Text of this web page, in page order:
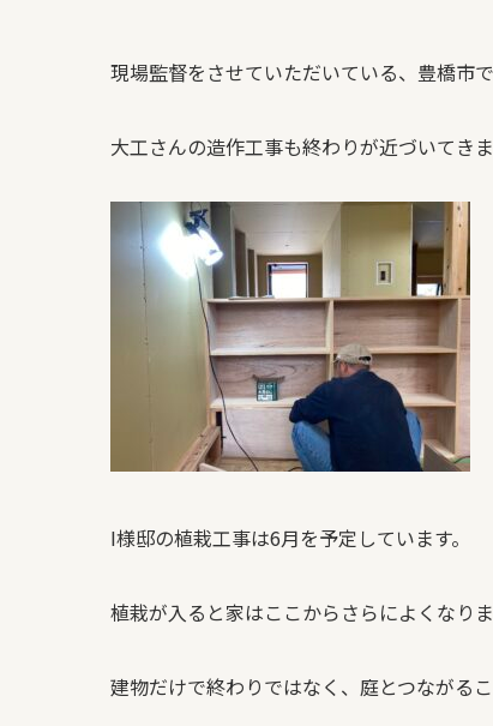
現場監督をさせていただいている、豊橋市
大工さんの造作工事も終わりが近づいてきま
I様邸の植栽工事は6月を予定しています。
植栽が入ると家はここからさらによくなりま
建物だけで終わりではなく、庭とつながる